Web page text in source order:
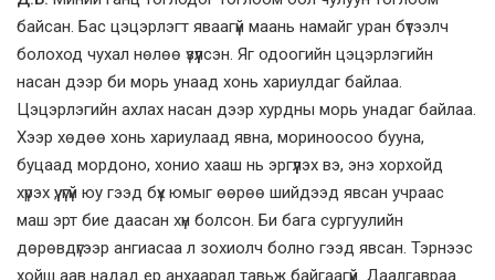
байсан. Бас цэцэрлэгт яваагүй маань намайг уран бүтээлч
болоход чухал нөлөө үзүүлсэн. Яг одоогийн цэцэрлэгийн
насан дээр би морь унаад хонь хариулдаг байлаа.
Цэцэрлэгийн ахлах насан дээр хурдны морь унадаг байлаа.
Хээр хөдөө хонь хариулаад явна, мориноосоо бууна,
буцаад мордоно, хонио хааш нь эргүүлэх вэ, энэ хорхойд
хүрэх үү, үгүй юу гээд бүх юмыг өөрөө шийдээд явсан учраас
маш эрт бие даасан хүн болсон. Би бага сургуулийн
дөрөвдүгээр ангиасаа л зохиолч болно гээд явсан. Тэрнээс
хойш аав надад ер анхаарал тавьж байгаагүй. Даалгавраа